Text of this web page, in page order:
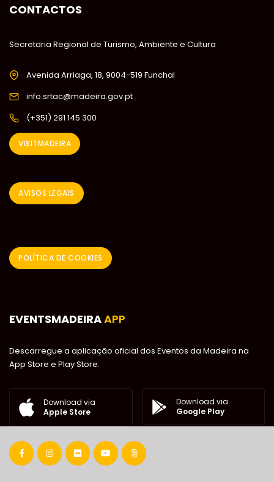
CONTACTOS
Secretaria Regional de Turismo, Ambiente e Cultura
Avenida Arriaga, 18, 9004-519 Funchal
info.srtac@madeira.gov.pt
(+351) 291 145 300
VISITMADEIRA
AVISOS LEGAIS
POLÍTICA DE COOKIES
EVENTSMADEIRAAPP
Descarregue a aplicação oficial dos Eventos da Madeira na
App Store e Play Store.
Download via
Apple Store
Download via
Google Play